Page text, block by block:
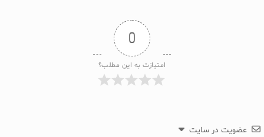
0
امتیازت به این مطلب؟
عضویت در سایت